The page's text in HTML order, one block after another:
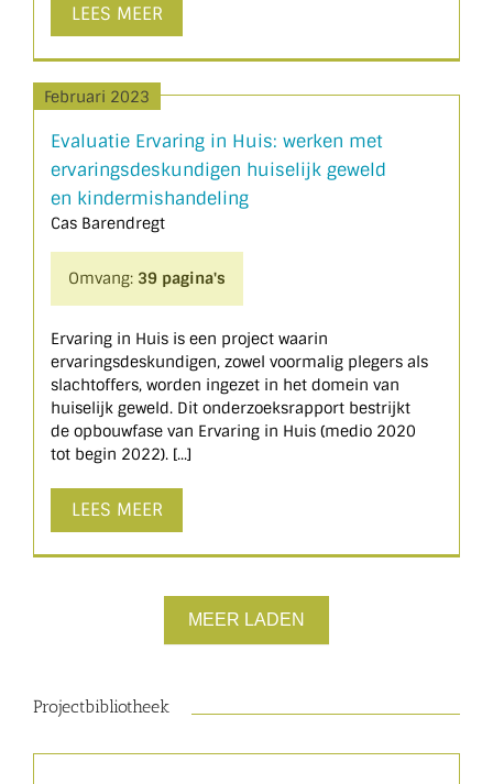
LEES MEER
Februari 2023
Evaluatie Ervaring in Huis: werken met
ervaringsdeskundigen huiselijk geweld
en kindermishandeling
Cas Barendregt
Omvang: 39 pagina's
Ervaring in Huis is een project waarin
ervaringsdeskundigen, zowel voormalig plegers als
slachtoffers, worden ingezet in het domein van
huiselijk geweld. Dit onderzoeksrapport bestrijkt
de opbouwfase van Ervaring in Huis (medio 2020
tot begin 2022). [...]
LEES MEER
MEER LADEN
Projectbibliotheek